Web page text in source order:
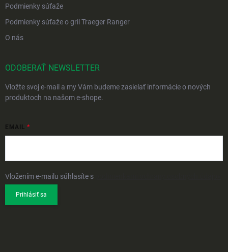
Podmienky súťaže
Podmienky súťaže o gril Traeger Ranger
O nás
ODOBERAŤ NEWSLETTER
Vložte svoj e-mail a my Vám budeme zasielať informácie o nových
produktoch na našom e-shope.
EMAIL
Vložením e-mailu súhlasíte s
Prihlásiť sa